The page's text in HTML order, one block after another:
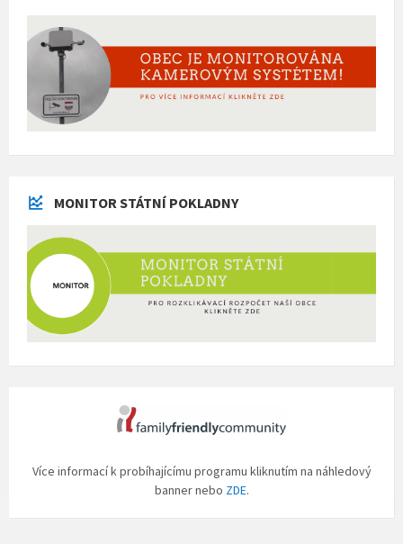
MONITOR STÁTNÍ POKLADNY
Více informací k probíhajícímu programu kliknutím na náhledový
banner nebo ZDE.